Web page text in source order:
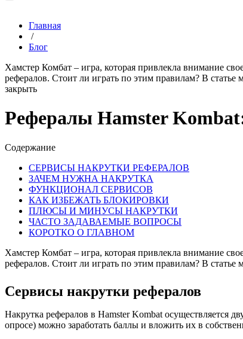
Главная
/
Блог
Хамстер Комбат – игра, которая привлекла внимание
рефералов. Стоит ли играть по этим правилам? В статье
закрыть
Рефералы Hamster
Содержание
СЕРВИСЫ НАКРУТКИ РЕФЕРАЛОВ
ЗАЧЕМ НУЖНА НАКРУТКА
ФУНКЦИОНАЛ СЕРВИСОВ
КАК ИЗБЕЖАТЬ БЛОКИРОВКИ
ПЛЮСЫ И МИНУСЫ НАКРУТКИ
ЧАСТО ЗАДАВАЕМЫЕ ВОПРОСЫ
КОРОТКО О ГЛАВНОМ
Хамстер Комбат – игра, которая привлекла внимание
рефералов. Стоит ли играть по этим правилам? В статье
Сервисы накрутки рефералов
Накрутка рефералов в Hamster Kombat осуществляется
опросе) можно заработать баллы и вложить их в